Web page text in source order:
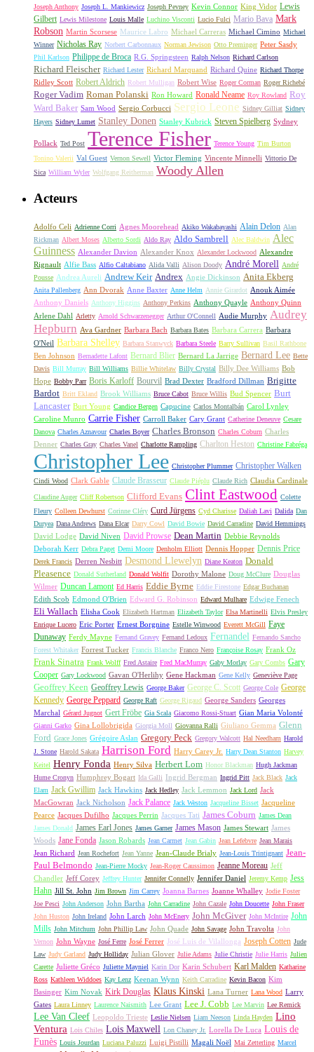
Joseph Anthony Joseph L. Mankiewicz Joseph Pevney Kevin Connor King Vidor Lewis
Gilbert Lewis Milestone Louis Malle Luchino Visconti Lucio Fulci Mario Bava Mark
Robson Martin Scorsese Maurice Labro Michael Carreras Michael Cimino Michael
Winner Nicholas Ray Norbert Carbonnaux Norman Jewison Otto Preminger Peter Sasdy
Phil Karlson Philippe de Broca R.G. Springsteen Ralph Nelson Richard Carlson
Richard Fleischer Richard Lester Richard Marquand Richard Quine Richard Thorpe
Ridley Scott Robert Aldrich Robert Mulligan Robert Wise Roger Corman Roger Richebé
Roger Vadim Roman Polanski Ron Howard Ronald Neame Roy Rowland Roy
Ward Baker Sam Wood Sergio Corbucci Sergio Leone Sidney Gilliat Sidney
Hayers Sidney Lumet Stanley Donen Stanley Kubrick Steven Spielberg Sydney
Pollack Ted Post Terence Fisher Terence Young Tim Burton
Tonino Valerii Val Guest Vernon Sewell Victor Fleming Vincente Minnelli Vittorio De
Sica William Wyler Wolfgang Reitherman Woody Allen
Acteurs
Adolfo Celi Adrienne Corri Agnes Moorehead Akiko Wakabayashi Alain Delon Alan
Rickman Albert Moses Alberto Sordi Aldo Ray Aldo Sambrell Alec Baldwin Alec
Guinness Alexander Davion Alexander Knox Alexander Lockwood Alexandre
Rignault Alfie Bass Alfio Caltabiano Alida Valli Alison Doody André Morell André
Pousse Andrea Aureli Andrew Keir Andrex Angie Dickinson Anita Ekberg
Anita Pallenberg Ann Dvorak Anne Baxter Anne Helm Annie Girardot Anouk Aimée
Anthony Daniels Anthony Higgins Anthony Perkins Anthony Quayle Anthony Quinn
Arlene Dahl Arletty Arnold Schwarzenegger Arthur O'Connell Audie Murphy Audrey
Hepburn Ava Gardner Barbara Bach Barbara Bates Barbara Carrera Barbara
O'Neil Barbara Shelley Barbara Stanwyck Barbara Steele Barry Sullivan Basil Rathbone
Ben Johnson Bernadette Lafont Bernard Blier Bernard La Jarrige Bernard Lee Bette
Davis Bill Murray Bill Williams Billie Whitelaw Billy Crystal Billy Dee Williams Bob
Hope Bobby Parr Boris Karloff Bourvil Brad Dexter Bradford Dillman Brigitte
Bardot Britt Ekland Brook Williams Bruce Cabot Bruce Willis Bud Spencer Burt
Lancaster Burt Young Candice Bergen Capucine Carlos Montalbán Carol Lynley
Caroline Munro Carrie Fisher Carroll Baker Cary Grant Catherine Deneuve Cesare
Danova Charles Aznavour Charles Boyer Charles Bronson Charles Coburn Charles
Denner Charles Gray Charles Vanel Charlotte Rampling Charlton Heston Christine Fabréga
Christopher Lee Christopher Plummer Christopher Walken
Cindi Wood Clark Gable Claude Brasseur Claude Piéplu Claude Rich Claudia Cardinale
Claudine Auger Cliff Robertson Clifford Evans Clint Eastwood Colette
Fleury Colleen Dewhurst Corinne Cléry Curd Jürgens Cyd Charisse Daliah Lavi Dalida Dan
Duryea Dana Andrews Dana Elcar Darry Cowl David Bowie David Carradine David Hemmings
David Lodge David Niven David Prowse Dean Martin Debbie Reynolds
Deborah Kerr Debra Paget Demi Moore Denholm Elliott Dennis Hopper Dennis Price
Derek Francis Derren Nesbitt Desmond Llewelyn Diane Keaton Donald
Pleasence Donald Sutherland Donald Wolfit Dorothy Malone Doug McClure Douglas
Wilmer Duncan Lamont Ed Harris Eddie Byrne Eddie Firestone Edgar Buchanan
Edith Scob Edmond O'Brien Edward G. Robinson Edward Mulhare Edwige Fenech
Eli Wallach Elisha Cook Elizabeth Hartman Elizabeth Taylor Elsa Martinelli Elvis Presley
Enrique Lucero Eric Porter Ernest Borgnine Estelle Winwood Everett McGill Faye
Dunaway Ferdy Mayne Fernand Gravey Fernand Ledoux Fernandel Fernando Sancho
Forest Whitaker Forrest Tucker Francis Blanche Franco Nero Françoise Rosay Frank Oz
Frank Sinatra Frank Wolff Fred Astaire Fred MacMurray Gaby Morlay Gary Combs Gary
Cooper Gary Lockwood Gavan O'Herlihy Gene Hackman Gene Kelly Geneviève Page
Geoffrey Keen Geoffrey Lewis George Baker George C. Scott George Cole George
Kennedy George Peppard George Raft George Rigaud George Sanders Georges
Marchal Gérard Jugnot Gert Fröbe Gia Scala Giacomo Rossi-Stuart Gian Maria Volonté
Gianni Garko Gina Lollobrigida Giorgia Moll Giovanna Ralli Giuliano Gemma Glenn
Ford Grace Jones Grégoire Aslan Gregory Peck Gregory Walcott Hal Needham Harold
J. Stone Harold Sakata Harrison Ford Harry Carey Jr. Harry Dean Stanton Harvey
Keitel Henry Fonda Henry Silva Herbert Lom Honor Blackman Hugh Jackman
Hume Cronyn Humphrey Bogart Ida Galli Ingrid Bergman Ingrid Pitt Jack Black Jack
Elam Jack Gwillim Jack Hawkins Jack Hedley Jack Lemmon Jack Lord Jack
MacGowran Jack Nicholson Jack Palance Jack Weston Jacqueline Bisset Jacqueline
Pearce Jacques Dufilho Jacques Perrin Jacques Tati James Coburn James Dean
James Donald James Earl Jones James Garner James Mason James Stewart James
Woods Jane Fonda Jason Robards Jean Carmet Jean Gabin Jean Lefebvre Jean Marais
Jean Richard Jean Rochefort Jean Yanne Jean-Claude Brialy Jean-Louis Trintignant Jean-
Paul Belmondo Jean-Pierre Mocky Jean-Roger Caussimon Jeanne Moreau Jeff
Chandler Jeff Corey Jeffrey Hunter Jennifer Connelly Jennifer Daniel Jeremy Kemp Jess
Hahn Jill St. John Jim Brown Jim Carrey Joanna Barnes Joanne Whalley Jodie Foster
Joe Pesci John Anderson John Bartha John Carradine John Cazale John Doucette John Fraser
John Huston John Ireland John Larch John McEnery John McGiver John McIntire John
Mills John Mitchum John Phillip Law John Quade John Savage John Travolta John
Vernon John Wayne José Ferre José Ferrer José Luis de Vilallonga Joseph Cotten Jude
Law Judy Garland Judy Holliday Julian Glover Julie Adams Julie Christie Julie Harris Julien
Carette Juliette Gréco Juliette Mayniel Karin Dor Karin Schubert Karl Malden Katharine
Ross Kathleen Widdoes Kay Lenz Keenan Wynn Keith Carradine Kevin Bacon Kim
Basinger Kim Novak Kirk Douglas Klaus Kinski Lana Turner Lana Wood Larry
Gates Laura Linney Laurence Naismith Lee Grant Lee J. Cobb Lee Marvin Lee Remick
Lee Van Cleef Leopoldo Trieste Leslie Nielsen Liam Neeson Linda Hayden Lino
Ventura Lois Chiles Lois Maxwell Lon Chaney Jr. Lorella De Luca Louis de
Funès Louis Jourdan Luciana Paluzzi Luigi Pistilli Magali Noël Mai Zetterling Marcel